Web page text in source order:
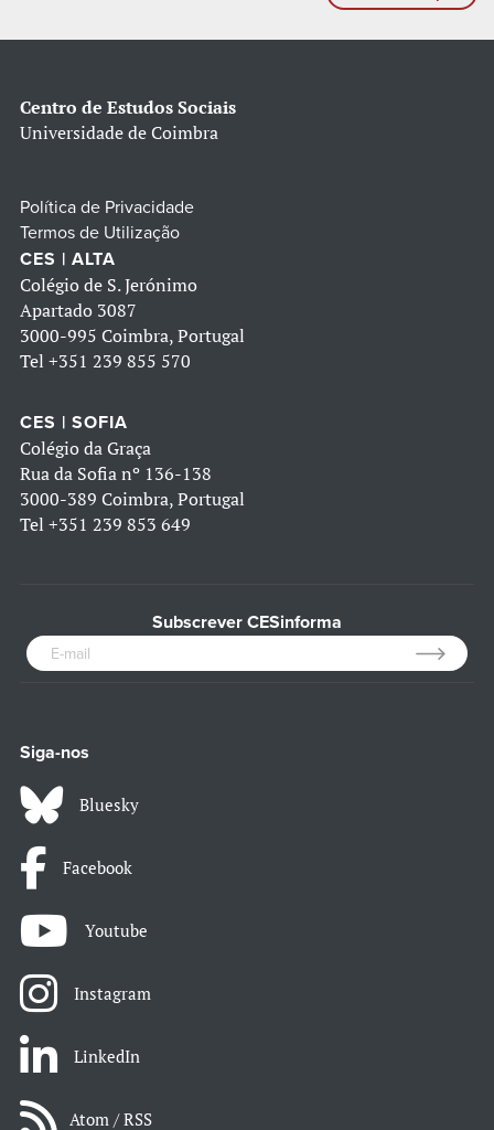
Centro de Estudos Sociais
Universidade de Coimbra
Política de Privacidade
Termos de Utilização
CES | ALTA
Colégio de S. Jerónimo
Apartado 3087
3000-995 Coimbra, Portugal
Tel +351 239 855 570
CES | SOFIA
Colégio da Graça
Rua da Sofia nº 136-138
3000-389 Coimbra, Portugal
Tel +351 239 853 649
Subscrever CESinforma
Siga-nos
Bluesky
Facebook
Youtube
Instagram
LinkedIn
Atom / RSS